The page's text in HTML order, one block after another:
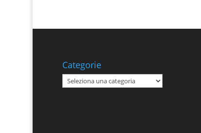
Categorie
Categorie